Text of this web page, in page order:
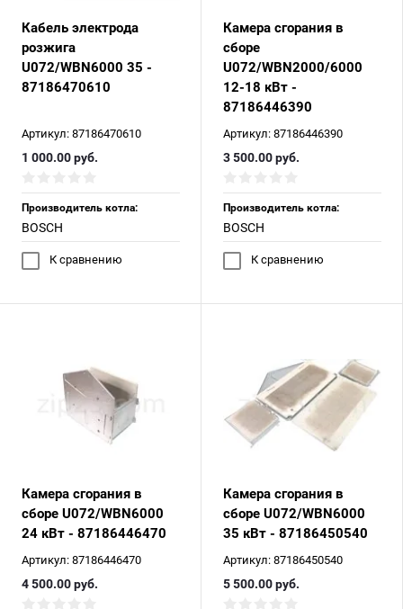
Кабель электрода
розжига
U072/WBN6000 35 -
87186470610
Артикул: 87186470610
1 000.00руб.
Производитель котла:
BOSCH
К сравнению
Камера сгорания в
сборе
U072/WBN2000/6000
12-18 кВт -
87186446390
Артикул: 87186446390
3 500.00руб.
Производитель котла:
BOSCH
К сравнению
Камера сгорания в
сборе U072/WBN6000
24 кВт - 87186446470
Артикул: 87186446470
4 500.00руб.
Камера сгорания в
сборе U072/WBN6000
35 кВт - 87186450540
Артикул: 87186450540
5 500.00руб.